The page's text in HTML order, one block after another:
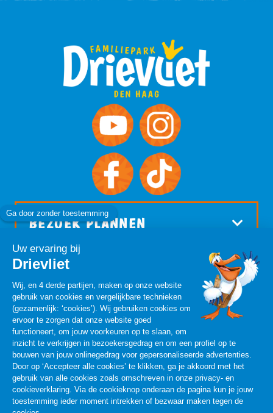
BEZOEK PLANNEN
INFO
Privacyverklaring
Disclaimer
Parkregels
Algemene Voorwaarden
Cookies Aanpassen
Het park is vandaag open 10:00- 18:00